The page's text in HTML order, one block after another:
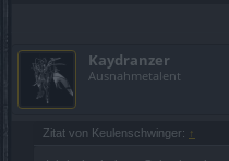
Kaydranzer
Ausnahmetalent
Zitat von Keulenschwinger: ↑